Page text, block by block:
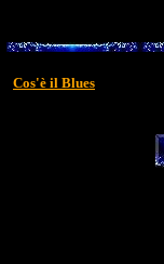
Cos'è il Blues